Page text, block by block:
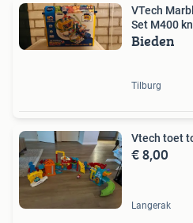
VTech
Set M400
Bieden
Tilburg
Vtech toet
€ 8,00
Langerak